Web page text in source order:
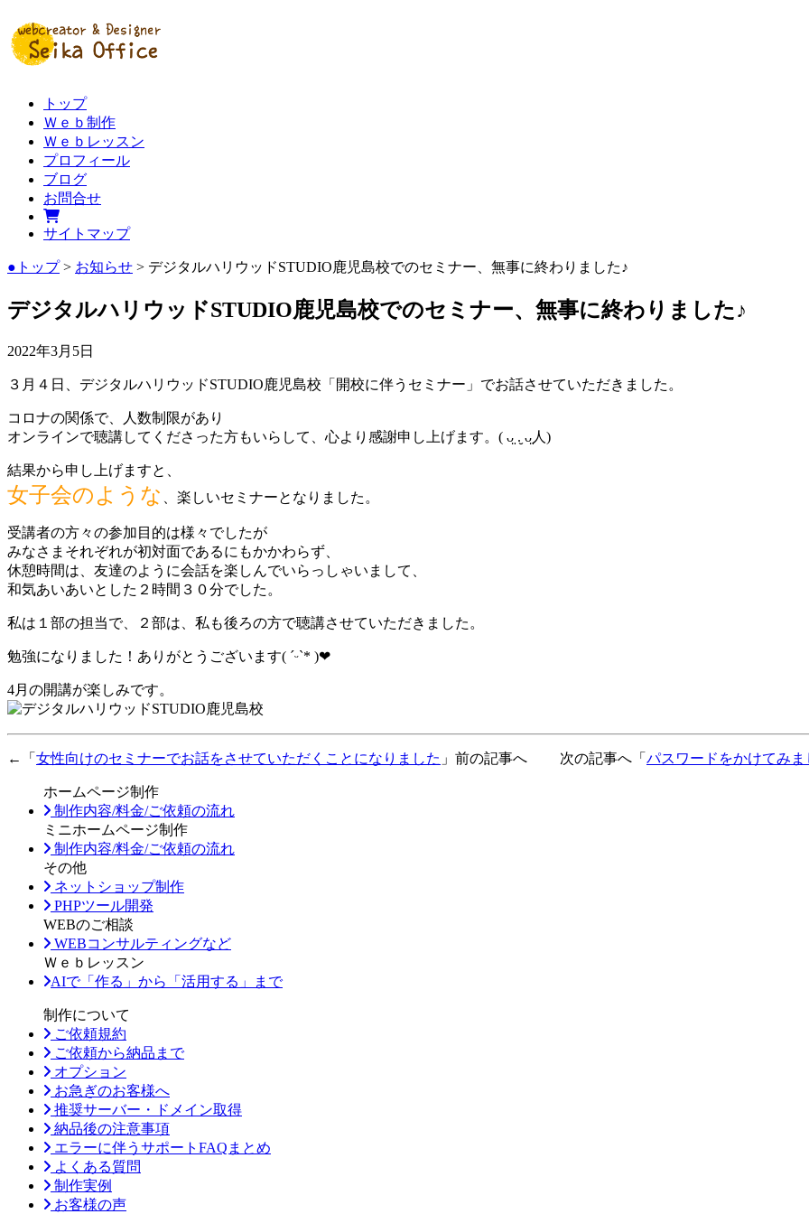
トップ
Ｗｅｂ制作
Ｗｅｂレッスン
プロフィール
ブログ
お問合せ
サイトマップ
●トップ> お知らせ > デジタルハリウッドSTUDIO鹿児島校でのセミナー、無事に終わりました♪
デジタルハリウッドSTUDIO鹿児島校でのセミナー、無事に終わりました♪
2022年3月5日
３月４日、デジタルハリウッドSTUDIO鹿児島校「開校に伴うセミナー」でお話させていただきました。
コロナの関係で、人数制限があり
オンラインで聴講してくださった方もいらして、心より感謝申し上げます。( ᴗ̤ .̮ ᴗ̤人)
結果から申し上げますと、
女子会のような 、楽しいセミナーとなりました。
受講者の方々の参加目的は様々でしたが
みなさまそれぞれが初対面であるにもかかわらず、
休憩時間は、友達のように会話を楽しんでいらっしゃいまして、
和気あいあいとした２時間３０分でした。
私は１部の担当で、２部は、私も後ろの方で聴講させていただきました。
勉強になりました！ありがとうございます( ´ᵕ`* )‪‪❤︎
4月の開講が楽しみです。
←「 女性向けのセミナーでお話をさせていただくことになりました 」前の記事へ 次の記事へ「 パスワードをかけてみま
ホームページ制作
制作内容/料金/ご依頼の流れ
ミニホームページ制作
制作内容/料金/ご依頼の流れ
その他
ネットショップ制作
PHPツール開発
WEBのご相談
WEBコンサルティングなど
Ｗｅｂレッスン
AIで「作る」から「活用する」まで
制作について
ご依頼規約
ご依頼から納品まで
オプション
お急ぎのお客様へ
推奨サーバー・ドメイン取得
納品後の注意事項
エラーに伴うサポートFAQまとめ
よくある質問
制作実例
お客様の声